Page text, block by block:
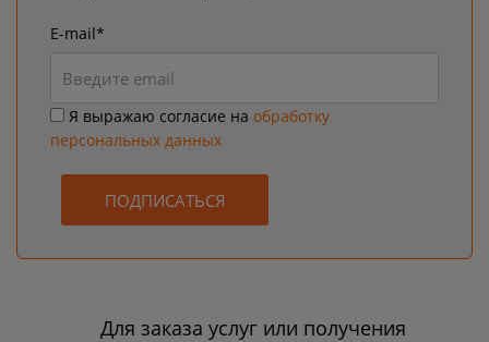
E-mail*
Я выражаю согласие на обработку
персональных данных
ПОДПИСАТЬСЯ
Для заказа услуг или получения